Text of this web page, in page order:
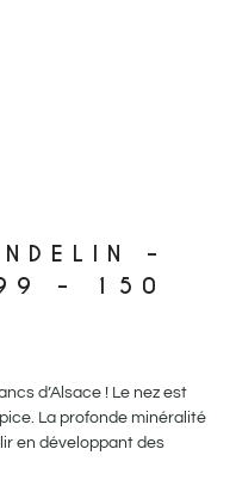
–
– 150
d’Alsace ! Le nez est
La profonde minéralité
en développant des